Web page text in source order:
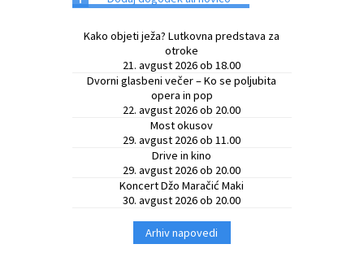
Kako objeti ježa? Lutkovna predstava za
otroke
21. avgust 2026 ob 18.00
Dvorni glasbeni večer – Ko se poljubita
opera in pop
22. avgust 2026 ob 20.00
Most okusov
29. avgust 2026 ob 11.00
Drive in kino
29. avgust 2026 ob 20.00
Koncert Džo Maračić Maki
30. avgust 2026 ob 20.00
Arhiv napovedi